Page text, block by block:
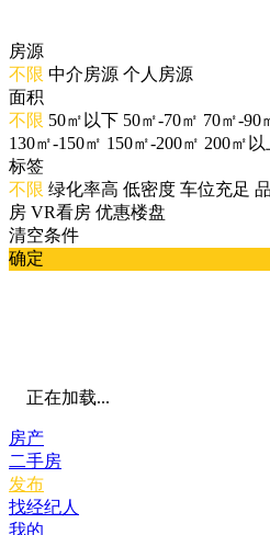
房源
不限 中介房源 个人房源
面积
不限 50㎡以下 50㎡-70㎡ 70㎡-90
130㎡-150㎡ 150㎡-200㎡ 200㎡以
标签
不限 绿化率高 低密度 车位充足
房 VR看房 优惠楼盘
清空条件
确定
正在加载...
房产
二手房
发布
找经纪人
我的